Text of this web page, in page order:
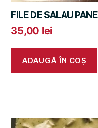
FILE DE SALAU PANE
35,00 lei
ADAUGĂ ÎN COȘ